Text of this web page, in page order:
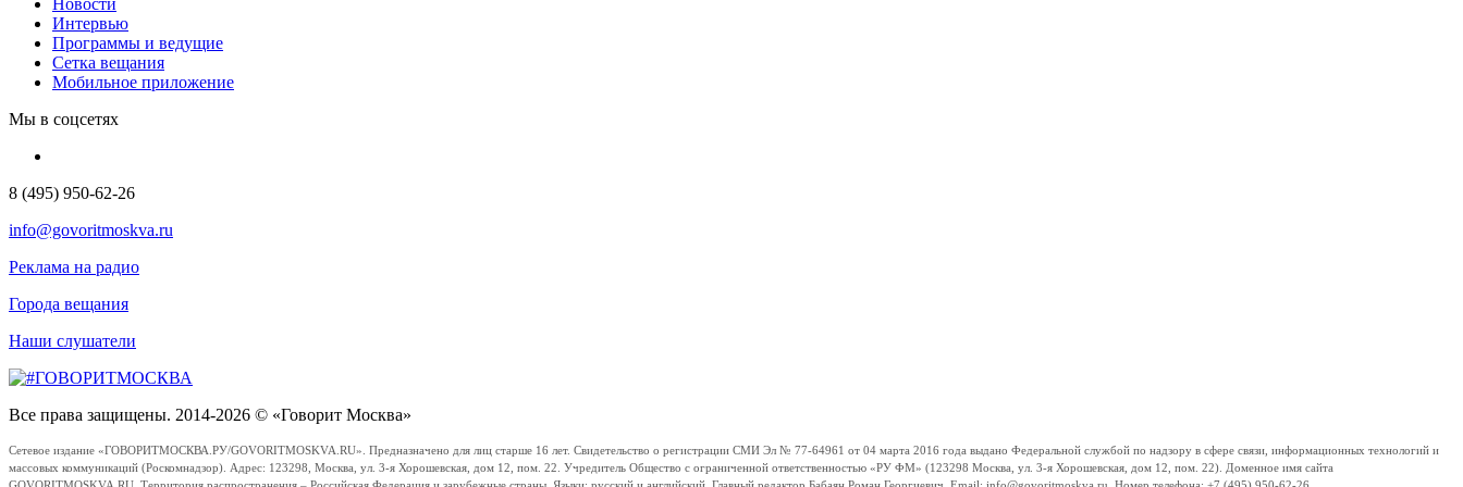
Интервью
Программы и ведущие
Сетка вещания
Мобильное приложение
Мы в соцсетях
8 (495) 950-62-26
info@govoritmoskva.ru
Реклама на радио
Города вещания
Наши слушатели
Все права защищены. 2014-2026 © «Говорит Москва»
Сетевое издание «ГОВОРИТМОСКВА.РУ/GOVORITMOSKVA.RU». Предназначено для лиц старше 16 лет. Свидетельство о регистрации СМИ Эл № 77-64961 от 04 марта 2016 года выдано Федеральной службой по надзору в сфере связи, информационных технологий и
массовых коммуникаций (Роскомнадзор). Адрес: 123298, Москва, ул. 3-я Хорошевская, дом 12, пом. 22. Учредитель Общество с ограниченной ответственностью «РУ ФМ» (123298 Москва, ул. 3-я Хорошевская, дом 12, пом. 22). Доменное имя сайта